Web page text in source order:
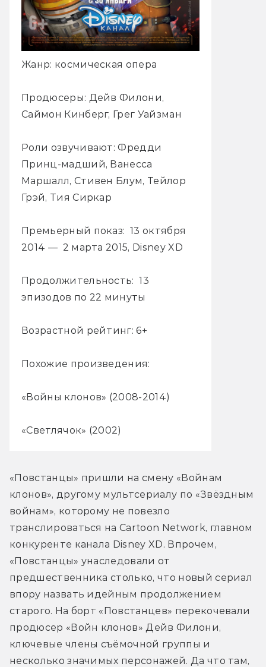
Жанр: космическая опера
Продюсеры: Дейв Филони,
Саймон Кинберг, Грег Уайзман
Роли озвучивают: Фредди
Принц-мадший, Ванесса
Маршалл, Стивен Блум, Тейлор
Грэй, Тия Сиркар
Премьерный показ: 13 октября
2014 — 2 марта 2015, Disney XD
Продолжительность: 13
эпизодов по 22 минуты
Возрастной рейтинг: 6+
Похожие произведения:
«Войны клонов» (2008-2014)
«Светлячок» (2002)
«Повстанцы» пришли на смену «Войнам
клонов», другому мультсериалу по «Звёздным
войнам», которому не повезло
транслироваться на Cartoon Network, главном
конкуренте канала Disney XD. Впрочем,
«Повстанцы» унаследовали от
предшественника столько, что новый сериал
впору назвать идейным продолжением
старого. На борт «Повстанцев» перекочевали
продюсер «Войн клонов» Дейв Филони,
ключевые члены съёмочной группы и
несколько значимых персонажей. Да что там,